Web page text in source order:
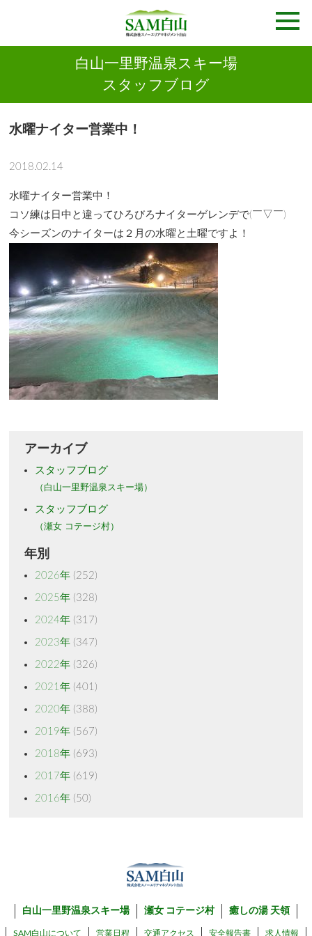
白山一里野温泉スキー場
スタッフブログ
水曜ナイター営業中！
2018.02.14
水曜ナイター営業中！
コソ練は日中と違ってひろびろナイターゲレンデで(￣▽￣)
今シーズンのナイターは２月の水曜と土曜ですよ！
アーカイブ
スタッフブログ
（白山一里野温泉スキー場）
スタッフブログ
（瀬女 コテージ村）
年別
2026年(252)
2025年(328)
2024年(317)
2023年(347)
2022年(326)
2021年(401)
2020年(388)
2019年(567)
2018年(693)
2017年(619)
2016年(50)
白山一里野温泉スキー場 瀬女 コテージ村 癒しの湯 天領
SAM白山について 営業日程 交通アクセス 安全報告書 求人情報